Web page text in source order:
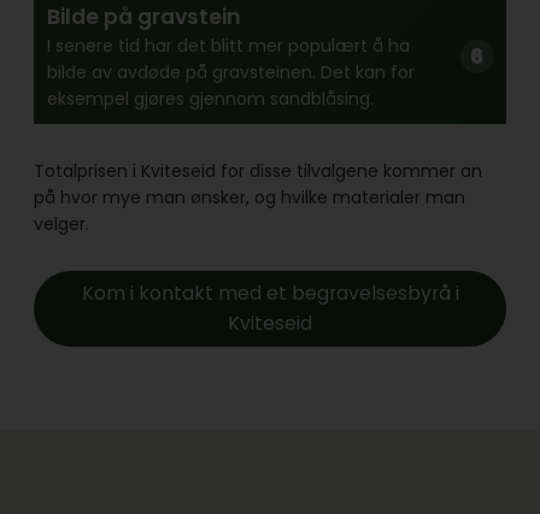
Bilde på gravstein
I senere tid har det blitt mer populært å ha
bilde av avdøde på gravsteinen. Det kan for
eksempel gjøres gjennom sandblåsing.
Totalprisen i Kviteseid for disse tilvalgene kommer an
på hvor mye man ønsker, og hvilke materialer man
velger.
Kom i kontakt med et begravelsesbyrå i
Kviteseid